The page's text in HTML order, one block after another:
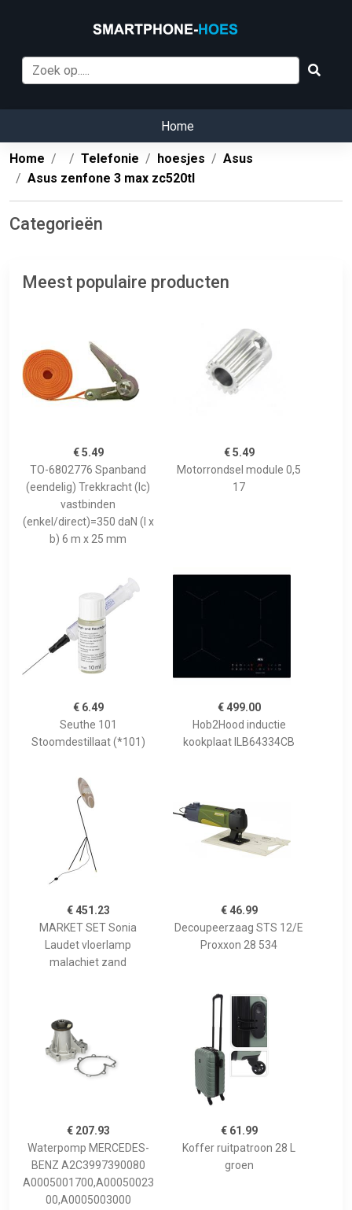
Home
Home Telefonie hoesjes
Asus
Asus zenfone 3 max zc520tl
Categorieën
Meest populaire producten
€ 5.49
TO-6802776 Spanband
(eendelig) Trekkracht (lc)
vastbinden
(enkel/direct)=350 daN (l x
b) 6 m x 25 mm
€ 5.49
Motorrondsel module 0,5
17
€ 6.49
Seuthe 101
Stoomdestillaat (*101)
€ 499.00
Hob2Hood inductie
kookplaat ILB64334CB
€ 451.23
MARKET SET Sonia
Laudet vloerlamp
malachiet zand
€ 46.99
Decoupeerzaag STS 12/E
Proxxon 28 534
€ 207.93
Waterpomp MERCEDES-
BENZ A2C3997390080
A0005001700,A00050023
00,A0005003000
€ 61.99
Koffer ruitpatroon 28 L
groen